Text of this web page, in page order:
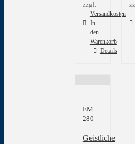
zzgl.
Versandkosten
In
den
Warenkorb
Details
EM
280
Geistliche